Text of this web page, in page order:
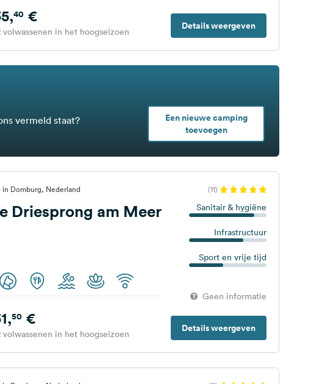
Details weergeven
40€
volwassenen in het hoogseizoen
vermeld staat?
Een nieuwe camping
toevoegen
in Domburg, Nederland (11)
Driesprong am Meer Sanitair & hygiëne
Infrastructuur
Sport en vrije tijd
Geen informatie
Details weergeven
50€
volwassenen in het hoogseizoen